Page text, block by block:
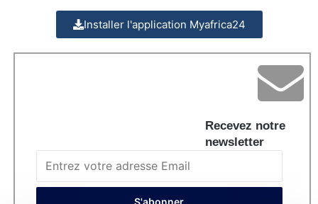
Installer l'application Myafrica24
Recevez notre
newsletter